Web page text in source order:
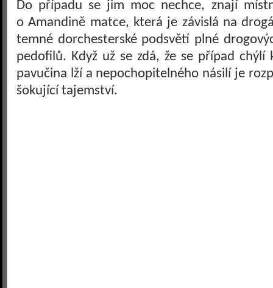
Do případu se jim moc nechce, znají
o Amandině matce, která je závislá na
temné dorchesterské podsvětí plné
pedofilů. Když už se zdá, že se případ chýlí
pavučina lží a nepochopitelného násilí je
šokující tajemství.